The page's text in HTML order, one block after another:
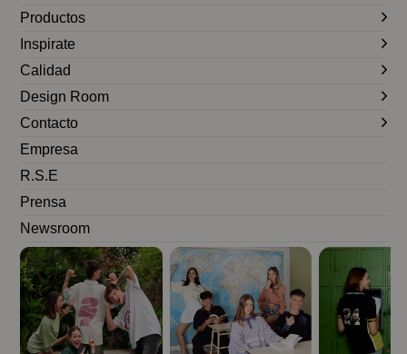
Productos
Inspirate
Calidad
Design Room
Contacto
Empresa
R.S.E
Prensa
Newsroom